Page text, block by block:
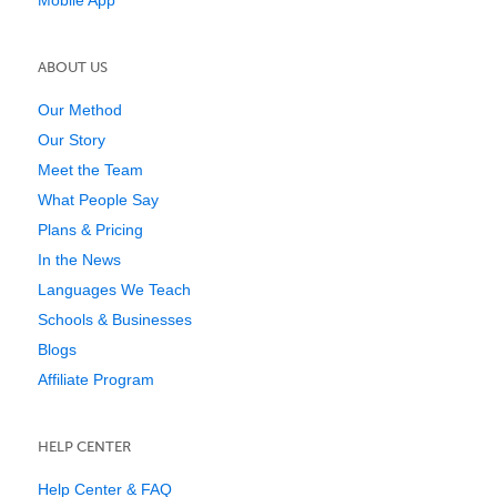
ABOUT US
Our Method
Our Story
Meet the Team
What People Say
Plans & Pricing
In the News
Languages We Teach
Schools & Businesses
Blogs
Affiliate Program
HELP CENTER
Help Center & FAQ